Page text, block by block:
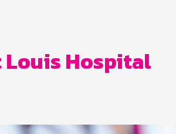
Louis Hospital